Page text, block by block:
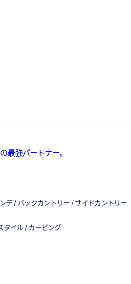
最強パートナー。
/ バックカントリー / サイドカントリー
イル / カービング